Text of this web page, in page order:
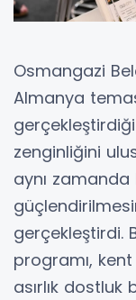
Osmangazi
Almanya
zenginliğini
aynı
gerçekleştirdi.
programı,
asırlık dostluk